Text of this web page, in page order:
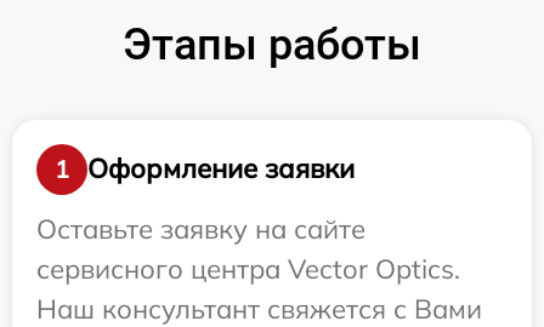
Этапы работы
1
Оформление заявки
Оставьте заявку на сайте
сервисного центра Vector Optics.
Наш консультант свяжется с Вами